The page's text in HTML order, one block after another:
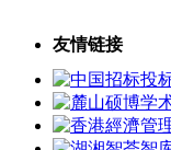
友情链接